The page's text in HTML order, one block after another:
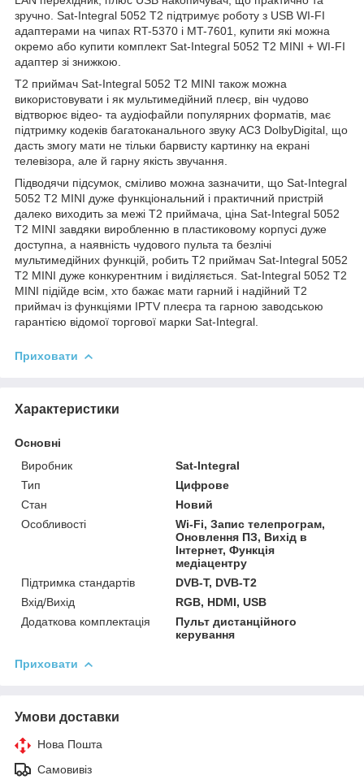
зручно. Sat-Integral 5052 T2 підтримує роботу з USB WI-FI
адаптерами на чипах RT-5370 і MT-7601, купити які можна
окремо або купити комплект Sat-Integral 5052 T2 MINI + WI-FI
адаптер зі знижкою.
Т2 приймач Sat-Integral 5052 T2 MINI також можна
використовувати і як мультимедійний плеєр, він чудово
відтворює відео- та аудіофайли популярних форматів, має
підтримку кодеків багатоканального звуку AC3 DolbyDigital, що
дасть змогу мати не тільки барвисту картинку на екрані
телевізора, але й гарну якість звучання.
Підводячи підсумок, сміливо можна зазначити, що Sat-Integral
5052 T2 MINI дуже функціональний і практичний пристрій
далеко виходить за межі Т2 приймача, ціна Sat-Integral 5052
T2 MINI завдяки виробленню в пластиковому корпусі дуже
доступна, а наявність чудового пульта та безлічі
мультимедійних функцій, робить Т2 приймач Sat-Integral 5052
T2 MINI дуже конкурентним і виділяється. Sat-Integral 5052 T2
MINI підійде всім, хто бажає мати гарний і надійний Т2
приймач із функціями IPTV плеєра та гарною заводською
гарантією відомої торгової марки Sat-Integral.
Приховати
Характеристики
Основні
Виробник
Sat-Integral
Тип
Цифрове
Стан
Новий
Особливості
Wi-Fi, Запис телепрограм,
Оновлення ПЗ, Вихід в
Інтернет, Функція
медіацентру
Підтримка стандартів
DVB-T, DVB-T2
Вхід/Вихід
RGB, HDMI, USB
Додаткова комплектація
Пульт дистанційного
керування
Приховати
Умови доставки
Нова Пошта
Самовивіз